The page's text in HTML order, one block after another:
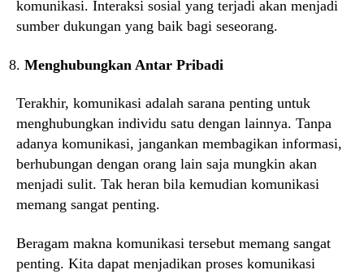
komunikasi. Interaksi sosial yang terjadi akan menjadi
sumber dukungan yang baik bagi seseorang.
Menghubungkan Antar Pribadi
Terakhir, komunikasi adalah sarana penting untuk
menghubungkan individu satu dengan lainnya. Tanpa
adanya komunikasi, jangankan membagikan informasi,
berhubungan dengan orang lain saja mungkin akan
menjadi sulit. Tak heran bila kemudian komunikasi
memang sangat penting.
Beragam makna komunikasi tersebut memang sangat
penting. Kita dapat menjadikan proses komunikasi